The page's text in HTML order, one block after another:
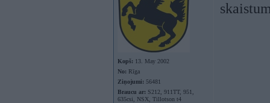
Kopš: 13. May 2002
No: Rīga
Ziņojumi: 56481
Braucu ar: S212, 911TT, 951,
635csi, NSX, Tillotson t4